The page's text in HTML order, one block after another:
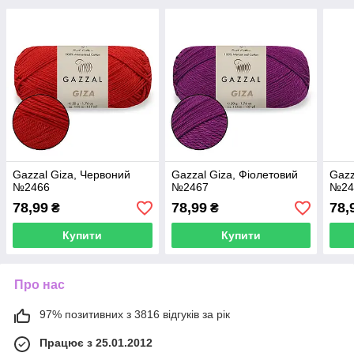
Gazzal Giza, Червоний
№2466
78,99 ₴
Купити
Gazzal Giza, Фіолетовий
№2467
78,99₴
Купити
Про нас
97% позитивних з 3816 відгуків за рік
Працює з 25.01.2012